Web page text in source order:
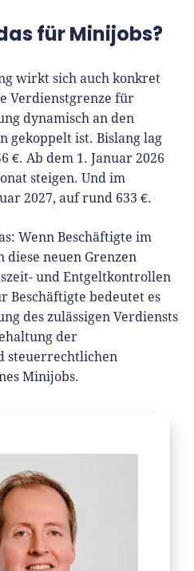
für Minijobs?
wirkt sich auch konkret
Verdienstgrenze für
dynamisch an den
gekoppelt ist. Bislang lag
€. Ab dem 1. Januar 2026
steigen. Und im
2027, auf rund 633 €.
Wenn Beschäftigte im
neuen Grenzen
und Entgeltkontrollen
Beschäftigte bedeutet es
des zulässigen Verdiensts
der
steuerrechtlichen
Minijobs.